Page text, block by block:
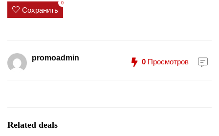
Сохранить
0
promoadmin 0 Просмотров
Related deals